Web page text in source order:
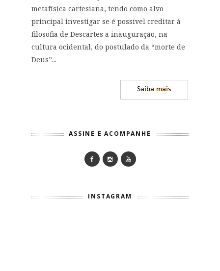
metafísica cartesiana, tendo como alvo
principal investigar se é possível creditar à
filosofia de Descartes a inauguração, na
cultura ocidental, do postulado da “morte de
Deus”...
ASSINE E ACOMPANHE
INSTAGRAM